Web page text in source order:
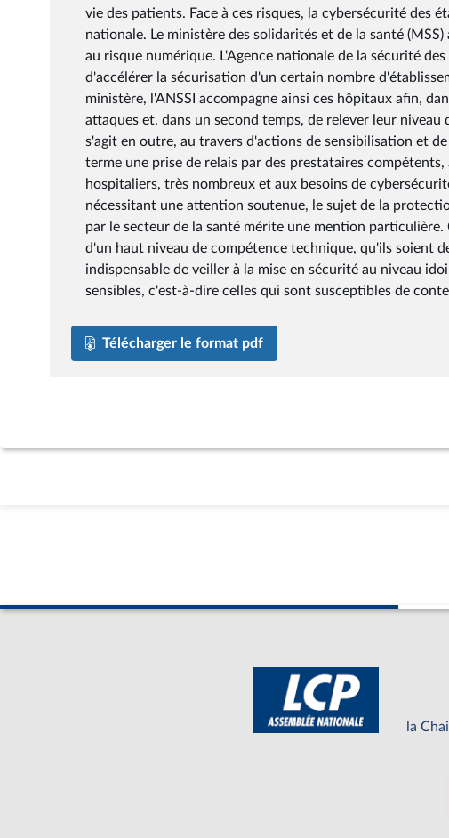
vie des patients. Face à ces risques, la cybersécurité des
nationale. Le ministère des solidarités et de la santé
au risque numérique. L'Agence nationale de la sécurité
d'accélérer la sécurisation d'un certain nombre
ministère, l'ANSSI accompagne ainsi ces hôpitaux afin,
attaques et, dans un second temps, de relever leur
s'agit en outre, au travers d'actions de sensibilisation et
terme une prise de relais par des prestataires
hospitaliers, très nombreux et aux besoins de
nécessitant une attention soutenue, le sujet de la
par le secteur de la santé mérite une mention
d'un haut niveau de compétence technique, qu'ils soient
indispensable de veiller à la mise en sécurité au niveau
sensibles, c'est-à-dire celles qui sont susceptibles de
Télécharger le format pdf
la